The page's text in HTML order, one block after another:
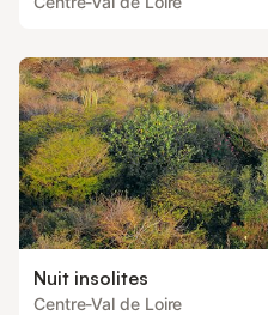
Nuit insolites
Centre-Val de Loire